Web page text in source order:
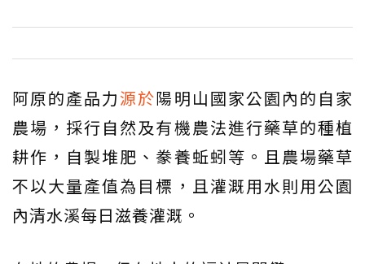
阿原的產品力源於陽明山國家公園內的自家
農場，採行自然及有機農法進行藥草的種植
耕作，自製堆肥、豢養蚯蚓等。且農場藥草
不以大量產值為目標，且灌溉用水則用公園
內清水溪每日滋養灌溉。